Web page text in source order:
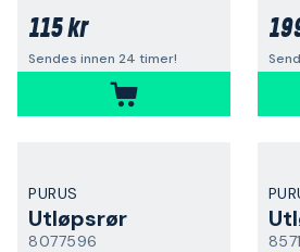
115 kr
Sendes innen 24 timer!
PURUS
Utløpsrør
8077596